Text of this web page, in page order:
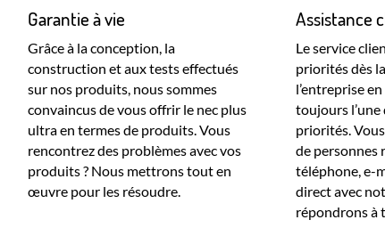
Garantie à vie
Grâce à la conception, la
construction et aux tests effectués
sur nos produits, nous sommes
convaincus de vous offrir le nec plus
ultra en termes de produits. Vous
rencontrez des problèmes avec vos
produits ? Nous mettrons tout en
œuvre pour les résoudre.
Assistance
Le service
priorités dès
l’entreprise
toujours l’une
priorités.
de personnes
téléphone, e-
direct avec
répondrons à